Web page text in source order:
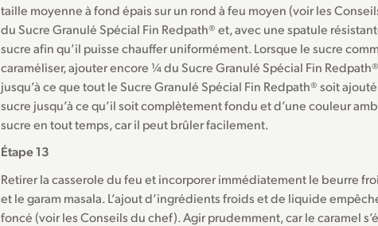
taille moyenne à fond épais sur un rond à feu moyen (voir les
du Sucre Granulé Spécial Fin Redpath® et, avec une spatule
sucre afin qu’il puisse chauffer uniformément. Lorsque le sucre
caraméliser, ajouter encore ¼ du Sucre Granulé Spécial Fin
jusqu’à ce que tout le Sucre Granulé Spécial Fin Redpath® soit
sucre jusqu’à ce qu’il soit complètement fondu et d’une couleur
sucre en tout temps, car il peut brûler facilement.
Étape 13
Retirer la casserole du feu et incorporer immédiatement le beurre
et le garam masala. L’ajout d’ingrédients froids et de liquide
foncé (voir les Conseils du chef). Agir prudemment, car le caramel